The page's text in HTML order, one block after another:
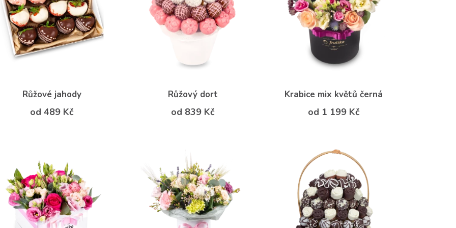
Růžové jahody
od 489 Kč
Růžový dort
od 839 Kč
Krabice mix květů černá
od 1 199 Kč